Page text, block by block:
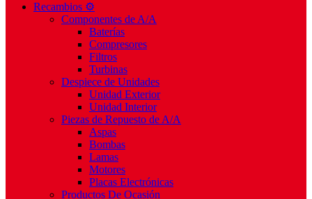
Recambios ⚙️
Componentes de A/A
Baterías
Compresores
Filtros
Turbinas
Despiece de Unidades
Unidad Exterior
Unidad Interior
Piezas de Repuesto de A/A
Aspas
Bombas
Lamas
Motores
Placas Electrónicas
Productos De Ocasión